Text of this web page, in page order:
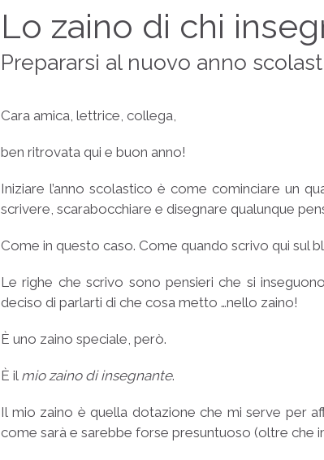
Lo zaino di chi
Prepararsi al nuovo anno
Cara amica, lettrice, collega,
ben ritrovata qui e buon anno!
Iniziare l’anno scolastico è come cominciare un
scrivere, scarabocchiare e disegnare qualunque
Come in questo caso. Come quando scrivo qui sul
Le righe che scrivo sono pensieri che si
deciso di parlarti di che cosa metto …nello zaino!
È uno zaino speciale, però.
È il mio zaino di insegnante.
Il mio zaino è quella dotazione che mi serve per
come sarà e sarebbe forse presuntuoso (oltre che